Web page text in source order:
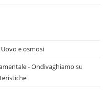
Uovo e osmosi
- Ondivaghiamo su